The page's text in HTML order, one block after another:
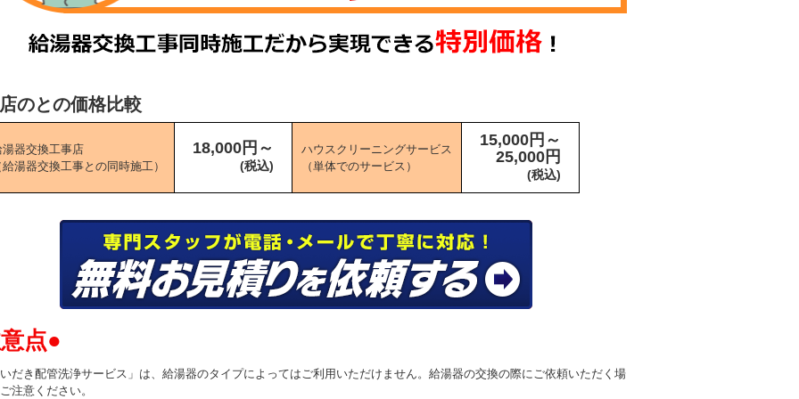
のとの価格比較
湯器交換工事店
給湯器交換工事との同時施工）
18,000円～
(税込)
ハウスクリーニングサービス
（単体でのサービス）
15,000円～
25,000円
(税込)
点●
いだき配管洗浄サービス」は、給湯器のタイプによってはご利用いただけません。給湯器の交換の際にご依頼いただく場
注意ください。